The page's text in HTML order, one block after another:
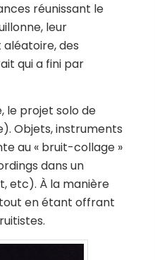
réunissant le
leur
des
qui a fini par
le projet solo de
Objets, instruments
au « bruit-collage »
dans un
etc). À la manière
tout en étant offrant